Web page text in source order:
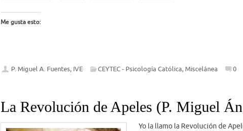
Me gusta esto:
P. Miguel A. Fuentes, IVE CEYTEC - Psicología Católica, Miscelánea 0
La Revolución de Apeles (P. Miguel
Yo la llamo la Revolución de